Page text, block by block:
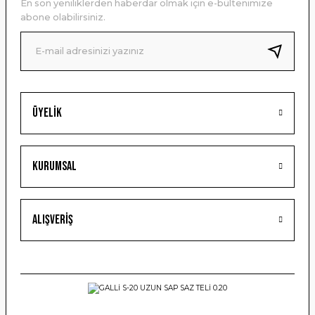
Ürün bilgilerinde hatalar bulunuyor.
Ürün fiyatı diğer sitelerden daha pahalı.
Bu ürüne benzer farklı alternatifler olmalı.
Üyelik
Kurumsal
Alışveriş
En son yeniliklerden haberdar olmak için e-bültenimize
abone olabilirsiniz.